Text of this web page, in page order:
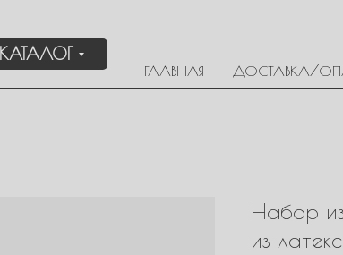
ДОСТАВКА/
ГЛАВНАЯ
КАТАЛОГ
Набор
из